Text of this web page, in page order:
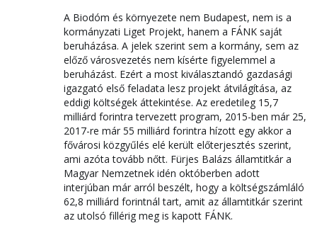
A Biodóm és környezete nem Budapest, nem is a
kormányzati Liget Projekt, hanem a FÁNK saját
beruházása. A jelek szerint sem a kormány, sem az
előző városvezetés nem kísérte figyelemmel a
beruházást. Ezért a most kiválasztandó gazdasági
igazgató első feladata lesz projekt átvilágítása, az
eddigi költségek áttekintése. Az eredetileg 15,7
milliárd forintra tervezett program, 2015-ben már 25,
2017-re már 55 milliárd forintra hízott egy akkor a
fővárosi közgyűlés elé került előterjesztés szerint,
ami azóta tovább nőtt. Fürjes Balázs államtitkár a
Magyar Nemzetnek idén októberben adott
interjúban már arról beszélt, hogy a költségszámláló
62,8 milliárd forintnál tart, amit az államtitkár szerint
az utolsó fillérig meg is kapott FÁNK.